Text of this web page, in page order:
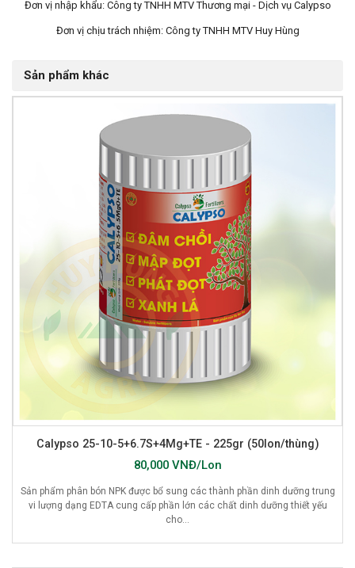
Đơn vị nhập khẩu: Công ty TNHH MTV Thương mại - Dịch vụ Calypso
Đơn vị chịu trách nhiệm: Công ty TNHH MTV Huy Hùng
Sản phẩm khác
Calypso 25-10-5+6.7S+4Mg+TE - 225gr (50lon/thùng)
80,000 VNĐ/Lon
Sản phẩm phân bón NPK được bổ sung các thành phần dinh dưỡng trung
vi lượng dạng EDTA cung cấp phần lớn các chất dinh dưỡng thiết yếu
cho...